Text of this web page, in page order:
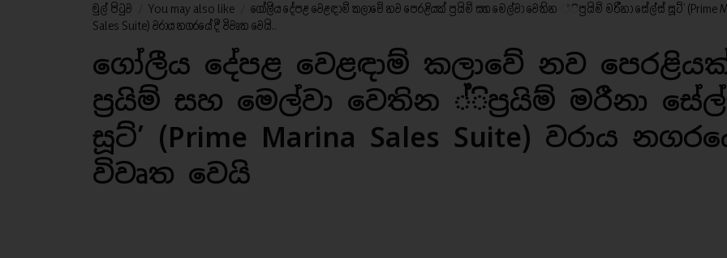
මුල් පිටුව You may also like
ගෝලීය දේපළ වෙළඳාම් කලාවේ නව පෙරළියක් ප්‍රයිම් සහ මෙල්වා වෙතින ්ිප්‍රයිම් මරීනා සේල්ස් සූට්’ (Prime
Sales Suite) වරාය නගරයේදී විවෘත වෙයි..
ගෝලීය දේපළ වෙළඳාම් කලාවේ නව
ප්‍රයිම් සහ මෙල්වා වෙතින ්ිප්‍රයිම් මරීනා
සූට්’ (Prime Marina Sales Suite) වරාය
විවෘත වෙයි